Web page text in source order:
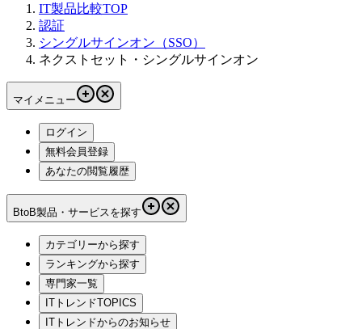
IT製品比較TOP
認証
シングルサインオン（SSO）
ネクストセット・シングルサインオン
マイメニュー
ログイン
無料会員登録
あなたの閲覧履歴
BtoB製品・サービスを探す
カテゴリーから探す
ランキングから探す
専門家一覧
ITトレンドTOPICS
ITトレンドからのお知らせ